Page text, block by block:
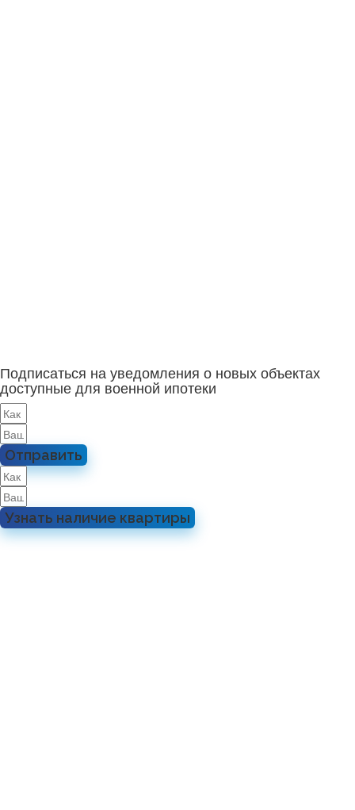
Подписаться на уведомления о новых объектах
доступные для военной ипотеки
Отправить
Узнать наличие квартиры